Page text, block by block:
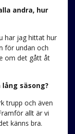
andra, hur
har jag hittat hur
för undan och
om det gått åt
säsong?
trupp och även
allt är vi
känns bra.